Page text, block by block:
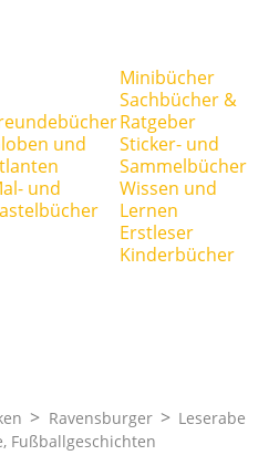
und
und
Minibücher
Sachbücher &
Ratgeber
Sticker- und
Sammelbücher
Wissen und
Lernen
Erstleser
Kinderbücher
Ravensburger
Leserabe
Fußballgeschichten